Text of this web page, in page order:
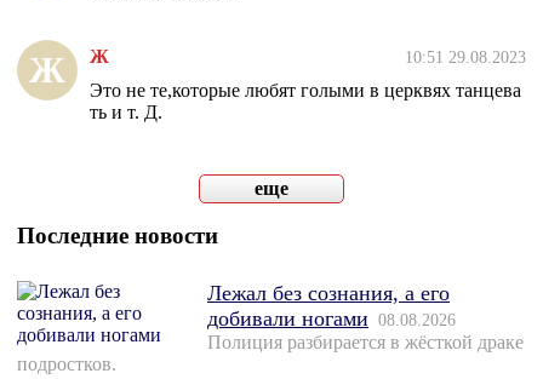
Ж Ж 10:51 29.08.2023
Это не те,которые любят голыми в церквях танцева
ть и т. Д.
еще
Последние новости
Лежал без сознания, а его
добивали ногами 08.08.2026
Полиция разбирается в жёсткой драке
подростков.